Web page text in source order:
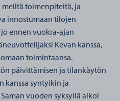
meiltä toimenpiteitä, ja
innostumaan tilojen
ennen vuokra-ajan
Kevan kanssa,
toimintaansa.
päivittämisen ja tilankäytön
kanssa syntyikin ja
vuoden syksyllä alkoi